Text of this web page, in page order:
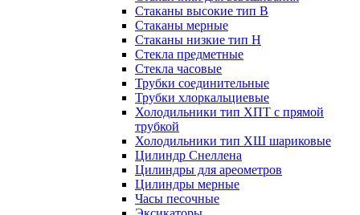
Стаканы высокие тип В
Стаканы мерные
Стаканы низкие тип Н
Стекла предметные
Стекла часовые
Трубки соединительные
Трубки хлоркальциевые
Холодильники тип ХПТ с прямой
трубкой
Холодильники тип ХШ шариковые
Цилиндр Снеллена
Цилиндры для ареометров
Цилиндры мерные
Часы песочные